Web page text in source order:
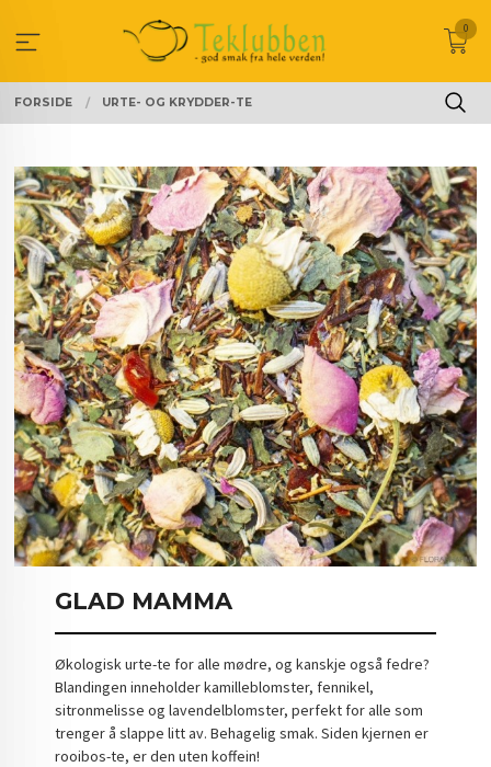
innholdet
0
FORSIDE URTE- OG KRYDDER-TE
GLAD MAMMA
Økologisk urte-te for alle mødre, og kanskje også fedre?
Blandingen inneholder kamilleblomster, fennikel,
sitronmelisse og lavendelblomster, perfekt for alle som
trenger å slappe litt av. Behagelig smak. Siden kjernen er
rooibos-te, er den uten koffein!